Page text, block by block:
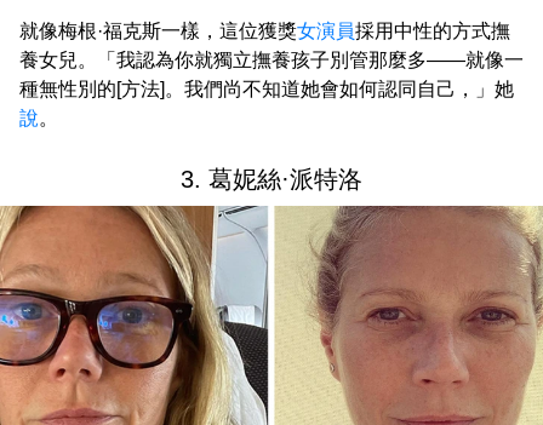
就像梅根·福克斯一樣，這位獲獎女演員採用中性的方式撫
養女兒。「我認為你就獨立撫養孩子別管那麼多——就像一
種無性別的[方法]。我們尚不知道她會如何認同自己，」她
說。
3. 葛妮絲·派特洛